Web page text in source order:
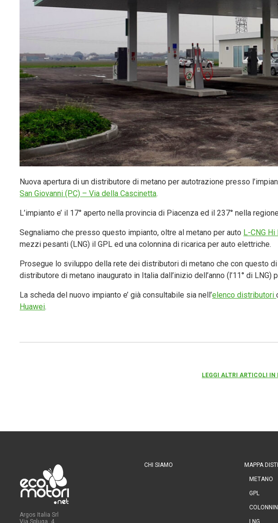
Nuova apertura di un distributore di metano per autotrazione presso
San Giovanni (PC) – Via della Cascinetta.
L’impianto e’ il 17° aperto nella provincia di Piacenza ed il 237° nella
Segnaliamo che presso questo impianto, oltre al metano per auto L-CNG
mezzi pesanti (LNG) il GPL ed una colonnina di ricarica per auto elettriche.
Prosegue lo sviluppo della rete dei distributori di metano che con questo
distributore di metano inaugurato in Italia dall’inizio dell’anno (l’11° di
La scheda del nuovo impianto e’ già consultabile sia nell’elenco distributori
Huawei.
LEGGI ALTRI ARTICOLI IN
Argos Italia Srl
Via Spluga, 4
CHI SIAMO MAPPA
METANO
GPL
LNG